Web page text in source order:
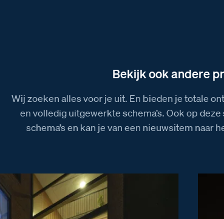
Bekijk ook andere
Wij zoeken alles voor je uit. En bieden je totale
en volledig uitgewerkte schema’s. Ook op
schema’s en kan je van een nieuwsitem naar